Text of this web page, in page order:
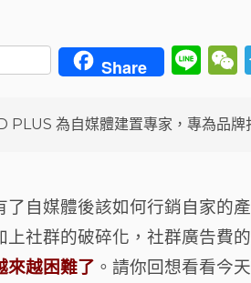
Share
Li
e
t
PLUS 為自媒體建置專家，專為品牌
了自媒體後該如何行銷自家的
上社群的破碎化，社群廣告費
來越困難了 。 請你回想看看今